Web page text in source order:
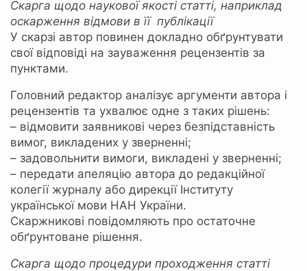
Скарга щодо наукової якості статті, наприклад
оскарження відмови в її публікації
У скарзі автор повинен докладно обґрунтувати
свої відповіді на зауваження рецензентів за
пунктами.
Головний редактор аналізує аргументи автора і
рецензентів та ухвалює одне з таких рішень:
– відмовити заявникові через безпідставність
вимог, викладених у зверненні;
– задовольнити вимоги, викладені у зверненні;
– передати апеляцію автора до редакційної
колегії журналу або дирекції Інституту
української мови НАН України.
Скаржникові повідомляють про остаточне
обґрунтоване рішення.
Скарга щодо процедури проходження статті